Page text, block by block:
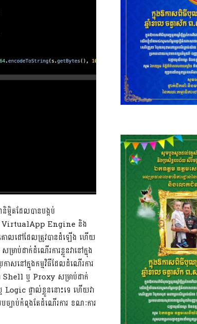
មិតដែលបានបង្កប់
VirtualApp Engine និង
ោលដៅដែលត្រូវបានដំឡើង ហើយ
ាប់ដាក់ដំណើរការខ្លួនវានៅក្នុង
នៅក្នុងកម្មវិធីដែលដំណើរការ
ឬ Proxy សម្រាប់ដាក់
ផ្ទាល់ខ្លួននោះទេ ហើយវា
បាប់កំពុងតែដំណើរការ ខណៈការ